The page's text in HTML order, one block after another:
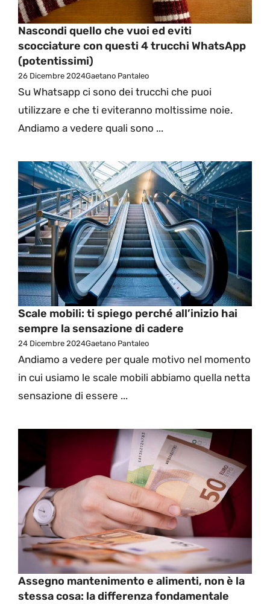
Nascondi quello che vuoi ed eviti
scocciature con questi 4 trucchi WhatsApp
(potentissimi)
26 Dicembre 2024Gaetano Pantaleo
Su Whatsapp ci sono dei trucchi che puoi
utilizzare e che ti eviteranno moltissime noie.
Andiamo a vedere quali sono ...
Scale mobili: ti spiego perché all’inizio hai
sempre la sensazione di cadere
24 Dicembre 2024Gaetano Pantaleo
Andiamo a vedere per quale motivo nel momento
in cui usiamo le scale mobili abbiamo quella netta
sensazione di essere ...
Assegno mantenimento e alimenti, non è la
stessa cosa: la differenza fondamentale